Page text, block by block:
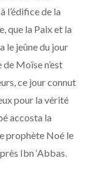
l’édifice de la
que la Paix et la
le jeûne du jour
de Moïse n’est
ce jour connut
pour la vérité
accosta la
prophète Noé le
Ibn ‘Abbas.